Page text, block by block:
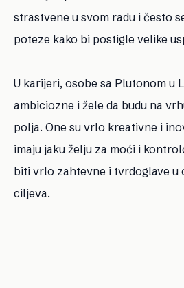
strastvene u svom radu i često
poteze kako bi postigle velike
U karijeri, osobe sa Plutonom u
ambiciozne i žele da budu na
polja. One su vrlo kreativne i
imaju jaku želju za moći i
biti vrlo zahtevne i tvrdoglave u
ciljeva.